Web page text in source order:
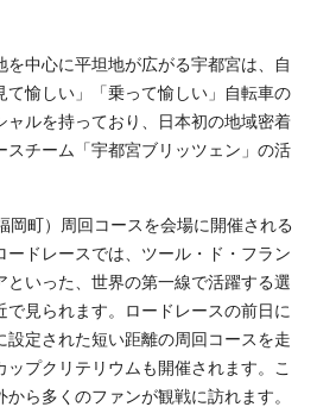
中心に平坦地が広がる宇都宮は、自
て愉しい」「乗って愉しい」自転車の
ャルを持っており、日本初の地域密着
スチーム「宇都宮ブリッツェン」の活
町）周回コースを会場に開催される
ードレースでは、ツール・ド・フラン
といった、世界の第一線で活躍する選
で見られます。ロードレースの前日に
設定された短い距離の周回コースを走
ップクリテリウムも開催されます。こ
ら多くのファンが観戦に訪れます。